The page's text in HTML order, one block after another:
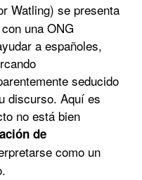
Watling) se presenta
una ONG
a españoles,
seducido
Aquí es
no está bien
de
como un